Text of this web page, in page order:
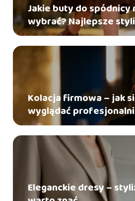
Jakie buty do spódnicy
wybrać? Najlepsze
Kolacja firmowa – jak
wyglądać
Eleganckie dresy –